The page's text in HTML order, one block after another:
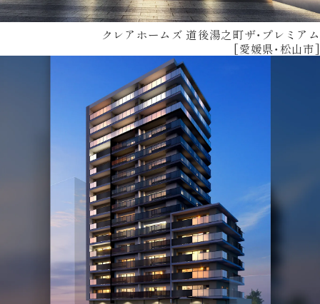
クレアホームズ 道後湯之町ザ・プレミアム
[愛媛県・松山市]